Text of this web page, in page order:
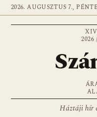
2026. AUGUSZTUS 7.,
2026
Háztáji hír